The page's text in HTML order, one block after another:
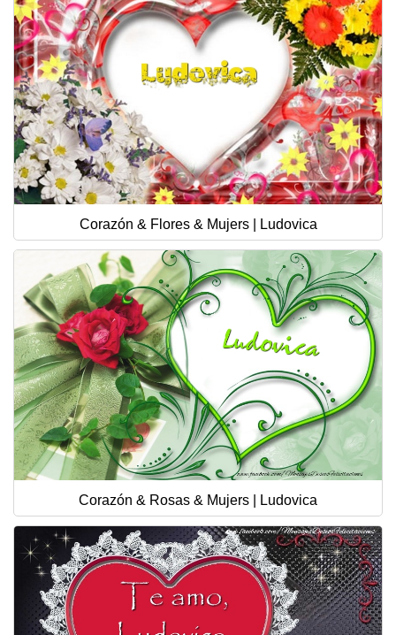
Corazón & Flores & Mujers | Ludovica
Corazón & Rosas & Mujers | Ludovica